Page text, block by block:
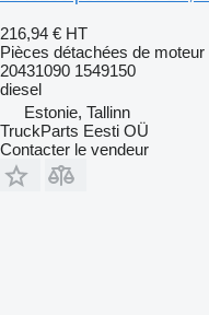
216,94 € HT
Pièces détachées de
20431090 1549150
diesel
Estonie, Tallinn
TruckParts Eesti OÜ
Contacter le vendeur